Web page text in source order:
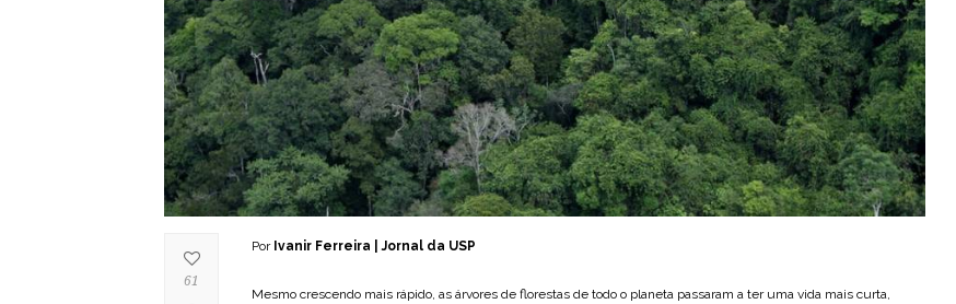
Por Ivanir Ferreira | Jornal da USP
Mesmo crescendo mais rápido, as árvores de florestas de todo o planeta passaram a ter uma vida mais curta,
61